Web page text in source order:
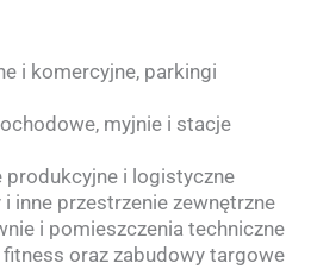
i komercyjne, parkingi
myjnie i stacje
produkcyjne i logistyczne
i inne przestrzenie zewnętrzne
i pomieszczenia techniczne
fitness oraz zabudowy targowe